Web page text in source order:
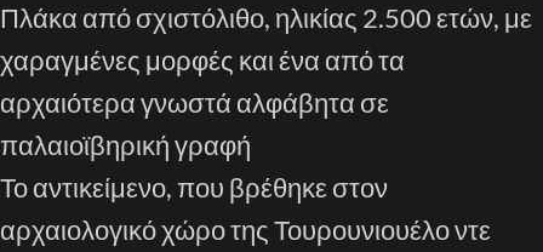
Πλάκα από σχιστόλιθο, ηλικίας 2.500 ετών, με
χαραγμένες μορφές και ένα από τα
αρχαιότερα γνωστά αλφάβητα σε
παλαιοϊβηρική γραφή
Το αντικείμενο, που βρέθηκε στον
αρχαιολογικό χώρο της Τουρουνιουέλο ντε